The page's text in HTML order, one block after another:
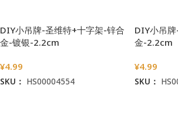
DIY小吊牌-圣维特+十字架-锌合
金-镀银-2.2cm
¥4.99
SKU： HS00004554
DIY小吊
金-2.2cm
¥4.99
SKU：